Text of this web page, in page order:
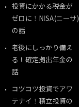
投資にかかる税金が
ゼロに！NISA(ニーサ)
の話
老後にしっかり備え
る！確定拠出年金の
話
コツコツ投資でアワ
テナイ！積立投資の